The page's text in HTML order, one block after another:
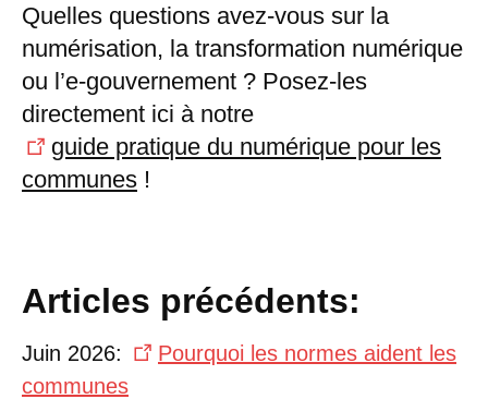
Quelles questions avez-vous sur la
numérisation, la transformation numérique
ou l’e-gouvernement ? Posez-les
directement ici à notre
guide pratique du numérique pour les
communes !
Articles précédents:
Juin 2026:
Pourquoi les normes aident les
communes